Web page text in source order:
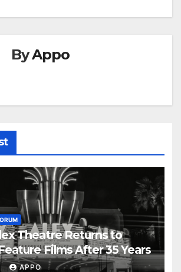
ByAppo
Theatre Returns to
Films After 35 Years
APPO